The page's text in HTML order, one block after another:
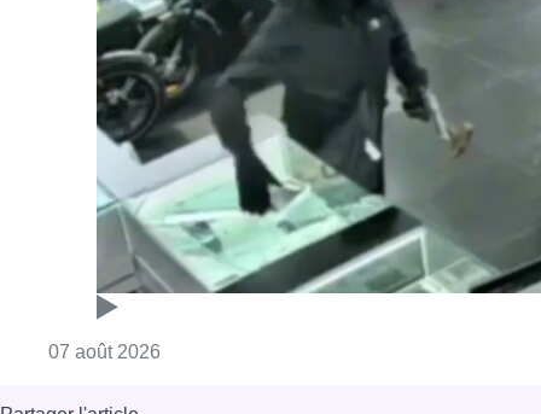
07 août 2026Consulter l'article "Deux mineurs
Partager l'article
Facebook
TwitterWhatsApp
Share
12 décembre 2019 - 07h30
13 décembre 2019- 07h11
Greenpeace
Rue de la Loi
Sommet européen